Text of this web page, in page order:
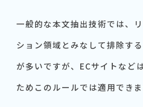
一般的な本文抽出技術では、
ション領域とみなして排除す
が多いですが、ECサイトなど
ためこのルールでは適用できま